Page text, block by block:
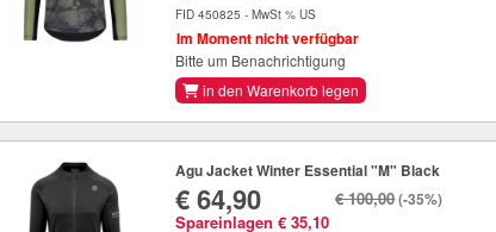
FID 450825 - MwSt % US
Im Moment nicht verfügbar
Bitte um Benachrichtigung
in den Warenkorb legen
Agu Jacket Winter Essential "M" Black
€ 64,90
Spareinlagen € 35,10
€ 100,00(-35%)